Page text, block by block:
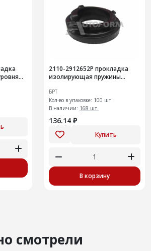
2110-2912652Р прокладка
изолирующая пружины
БРТ
Кол-во в упаковке: 100 шт.
В наличии: 168 шт.
136.14 ₽
Купить
В корзину
смотрели